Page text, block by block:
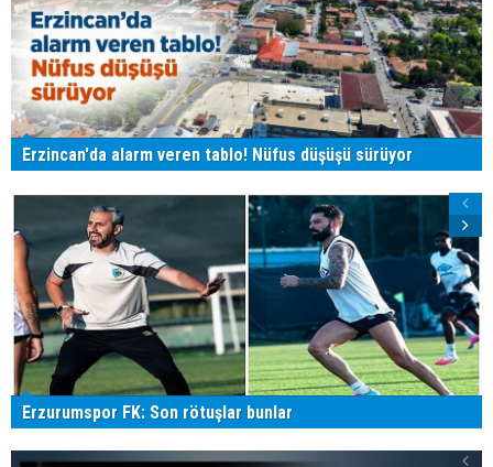
Erzincan'da alarm veren tablo! Nüfus düşüşü sürüyor
Erzurumspor FK: Son rötuşlar bunlar